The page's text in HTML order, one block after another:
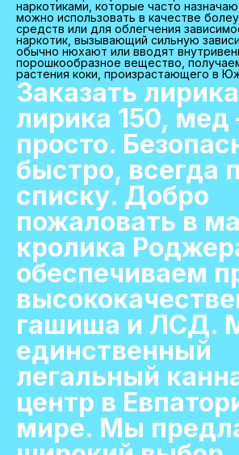
наркотиками, которые часто
можно использовать в качестве
средств или для облегчения
наркотик, вызывающий сильную
обычно нюхают или вводят
порошкообразное вещество,
растения коки, произрастающего в
Заказать
лирика 150,
просто.
быстро, всегда
списку. Добро
пожаловать в
кролика
обеспечиваем
гашиша и ЛСД.
единственный
легальный
центр в
мире. Мы